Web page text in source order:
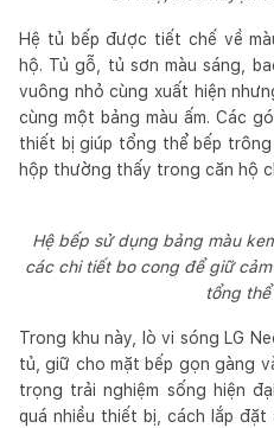
Hệ tủ bếp được tiết chế về
hộ. Tủ gỗ, tủ sơn màu sáng,
vuông nhỏ cùng xuất hiện
cùng một bảng màu ấm. Các
thiết bị giúp tổng thể bếp trông
hộp thường thấy trong căn hộ
Hệ bếp sử dụng bảng màu
các chi tiết bo cong để giữ
tổng
Trong khu này, lò vi sóng LG
tủ, giữ cho mặt bếp gọn gàng
trọng trải nghiệm sống hiện
quá nhiều thiết bị, cách lắp